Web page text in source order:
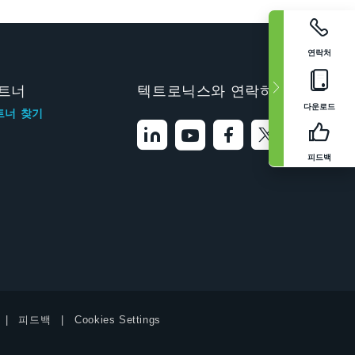
연락처
다운로드
피드백
너
너 찾기
텍트로닉스와 연락하기
피드백 Cookies Settings